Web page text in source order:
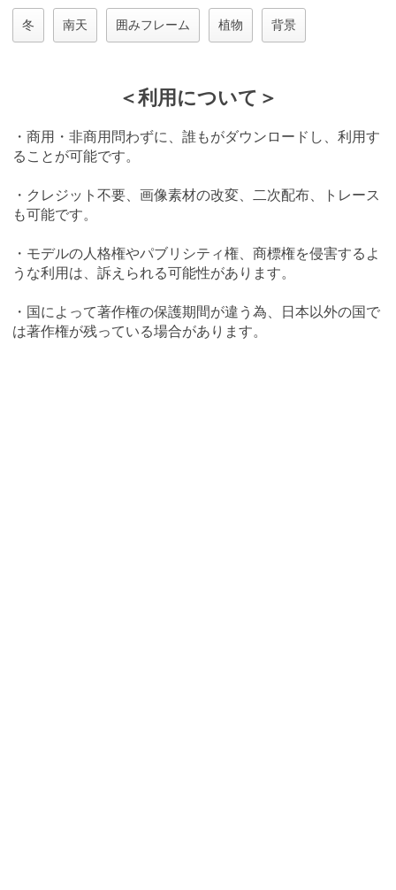
冬 南天 囲みフレーム 植物 背景
＜利用について＞
・商用・非商用問わずに、誰もがダウンロードし、利用す
ることが可能です。
・クレジット不要、画像素材の改変、二次配布、トレース
も可能です。
・モデルの人格権やパブリシティ権、商標権を侵害するよ
うな利用は、訴えられる可能性があります。
・国によって著作権の保護期間が違う為、日本以外の国で
は著作権が残っている場合があります。